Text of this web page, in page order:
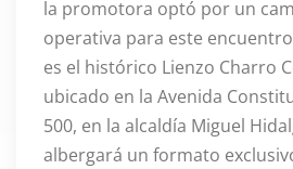
la promotora optó por un
operativa para este encuentro
es el histórico Lienzo Charro
ubicado en la Avenida
500, en la alcaldía Miguel
albergará un formato